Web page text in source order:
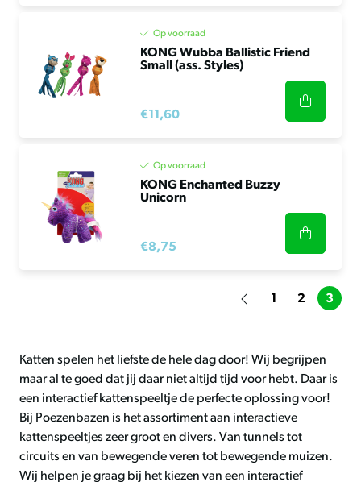
Op voorraad
KONG Wubba Ballistic Friend
Small (ass. Styles)
€11,60
Op voorraad
KONG Enchanted Buzzy
Unicorn
€8,75
1 2 3
Katten spelen het liefste de hele dag door! Wij begrijpen
maar al te goed dat jij daar niet altijd tijd voor hebt. Daar is
een interactief kattenspeeltje de perfecte oplossing voor!
Bij Poezenbazen is het assortiment aan interactieve
kattenspeeltjes zeer groot en divers. Van tunnels tot
circuits en van bewegende veren tot bewegende muizen.
Wij helpen je graag bij het kiezen van een interactief